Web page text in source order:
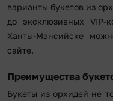
варианты букетов из
до эксклюзивных VIP-
Ханты-Мансийске
сайте.
Преимущества
Букеты из орхидей не